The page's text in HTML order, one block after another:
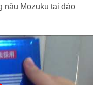
nâu Mozuku tại đảo